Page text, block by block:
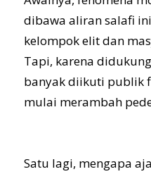
dibawa aliran salafi
kelompok elit dan
Tapi, karena
banyak diikuti publik
mulai merambah
Satu lagi, mengapa